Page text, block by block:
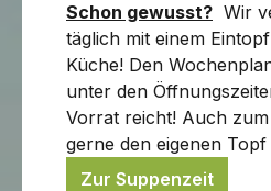
Schon gewusst? Wir
täglich mit einem
Küche! Den
unter den
Vorrat reicht! Auch
gerne den eigenen Topf
Zur Suppenzeit